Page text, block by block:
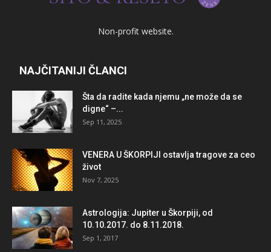
Non-profit website.
NAJČITANIJI ČLANCI
Šta da radite kada njemu „ne može da se
digne“ –...
Sep 11, 2025
VENERA U ŠKORPIJI ostavlja tragove za ceo
život
Nov 7, 2025
Astrologija: Jupiter u Škorpiji, od
10.10.2017. do 8.11.2018.
Sep 1, 2017